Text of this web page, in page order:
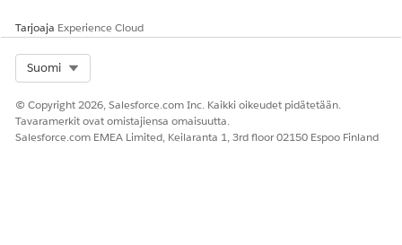
Tutustu orkestroinnin eri vaiheissa mahdollisesti esiintyviin
skenaarioihin ja seuraavaan vaiheeseen.
RATKAISIKO TÄMÄ ARTIKKELI ONGELMASI?
Tarjoaja Experience Cloud
Suomi
© Copyright 2026, Salesforce.com Inc. Kaikki oikeudet pidätetään.
Tavaramerkit ovat omistajiensa omaisuutta.
Salesforce.com EMEA Limited, Keilaranta 1, 3rd floor 02150 Espoo Finland